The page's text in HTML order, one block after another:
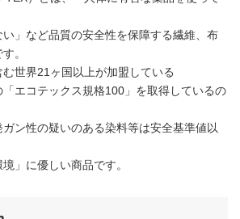
い」など品質の安全性を保障する繊維、布
。
世界21ヶ国以上が加盟している
エコテックス規格100」を取得しているの
ン性の疑いのある染料等は安全基準値以
」に優しい商品です。